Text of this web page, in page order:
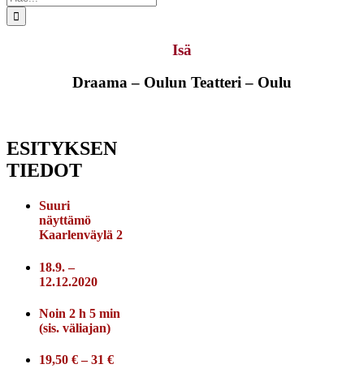
...
Isä
Draama – Oulun Teatteri – Oulu
ESITYKSEN
TIEDOT
Suuri
näyttämö
Kaarlenväylä 2
18.9. –
12.12.2020
Noin 2 h 5 min
(sis. väliajan)
19,50 € – 31 €